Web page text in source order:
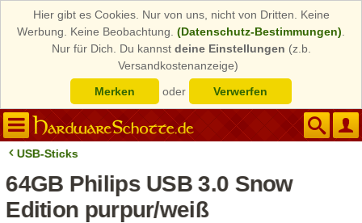
Hier gibt es Cookies. Nur von uns, nicht von Dritten. Keine
Werbung. Keine Beobachtung. (Datenschutz-Bestimmungen)
Nur für Dich. Du kannst deine Einstellungen (z.b.
Versandkostenanzeige)
Merken
oder Verwerfen
USB-Sticks
64GB Philips USB 3.0 Snow
Edition purpur/weiß